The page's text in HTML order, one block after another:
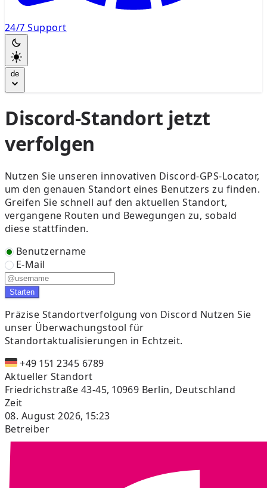
24/7 Support
de
Discord-Standort jetzt
verfolgen
Nutzen Sie unseren innovativen Discord-GPS-Locator,
um den genauen Standort eines Benutzers zu finden.
Greifen Sie schnell auf den aktuellen Standort,
vergangene Routen und Bewegungen zu, sobald
diese stattfinden.
Benutzername
E-Mail
Starten
Präzise Standortverfolgung von Discord Nutzen Sie
unser Überwachungstool für
Standortaktualisierungen in Echtzeit.
+49 151 2345 6789
Aktueller Standort
Friedrichstraße 43-45, 10969 Berlin, Deutschland
Zeit
08. August 2026, 15:23
Betreiber